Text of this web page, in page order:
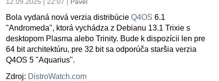
Bola vydaná nová verzia distribúcie Q4OS 6.1
"Andromeda", ktorá vychádza z Debianu 13.1 Trixie s
desktopom Plasma alebo Trinity. Bude k dispozícii len pre
64 bit architektúru, pre 32 bit sa odporúča staršia verzia
Q4OS 5 "Aquarius".
Zdroj: DistroWatch.com